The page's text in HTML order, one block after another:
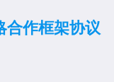
合作框架协议